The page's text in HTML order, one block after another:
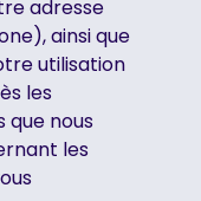
adresse
ainsi que
utilisation
les
nous
les